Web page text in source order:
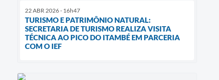
22 ABR 2026 - 16h47
TURISMO E PATRIMÔNIO NATURAL:
SECRETARIA DE TURISMO REALIZA VISITA
TÉCNICA AO PICO DO ITAMBÉ EM PARCERIA
COM O IEF